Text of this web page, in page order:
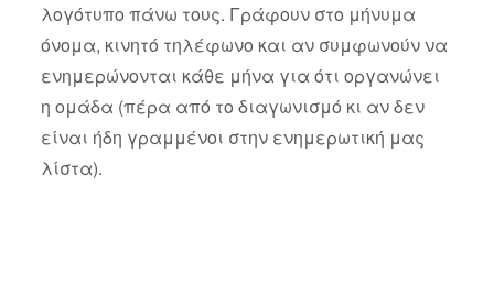
λογότυπο πάνω τους. Γράφουν στο μήνυμα
όνομα, κινητό τηλέφωνο και αν συμφωνούν να
ενημερώνονται κάθε μήνα για ότι οργανώνει
η ομάδα (πέρα από το διαγωνισμό κι αν δεν
είναι ήδη γραμμένοι στην ενημερωτική μας
λίστα).